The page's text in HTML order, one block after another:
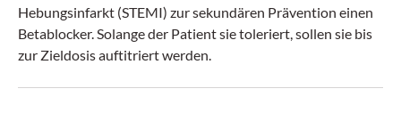
Hebungsinfarkt (STEMI) zur sekundären Prävention einen
Betablocker. Solange der Patient sie toleriert, sollen sie bis
zur Zieldosis auftitriert werden.